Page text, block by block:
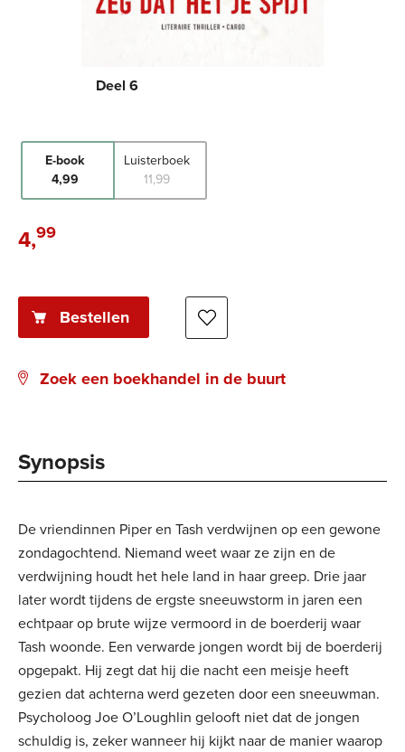
E-book
4,99
Luisterboek
11,99
E-
4,99
Bestellen
Zoek een boekhandel in de buurt
Deel 6
Synopsis
De vriendinnen Piper en Tash verdwijnen op een gewone
zondagochtend. Niemand weet waar ze zijn en de
verdwijning houdt het hele land in haar greep. Drie jaar
later wordt tijdens de ergste sneeuwstorm in jaren een
echtpaar op brute wijze vermoord in de boerderij waar
Tash woonde. Een verwarde jongen wordt bij de boerderij
opgepakt. Hij zegt dat hij die nacht een meisje heeft
gezien dat achterna werd gezeten door een sneeuwman.
Psycholoog Joe O’Loughlin gelooft niet dat de jongen
schuldig is, zeker wanneer hij kijkt naar de manier waarop